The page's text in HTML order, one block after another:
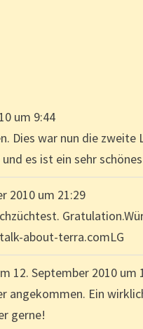
um 9:44
Dies war nun die
es ist ein sehr
2010 um 21:29
about-terra.comLG
12. September 2010 um
Ein
gerne!